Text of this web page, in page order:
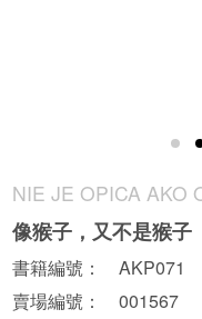
NIE JE OPICA AKO
像猴子，又不是猴子
書籍編號： AKP071
賣場編號： 001567